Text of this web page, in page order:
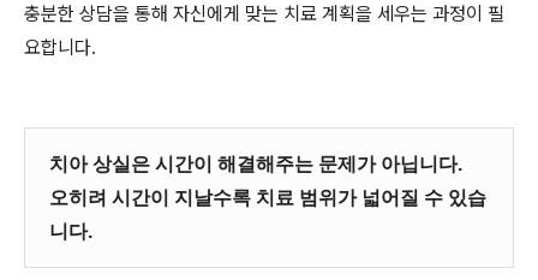
충분한 상담을 통해 자신에게 맞는 치료 계획을 세우는 과정이 필
요합니다.
치아 상실은 시간이 해결해주는 문제가 아닙니다.
오히려 시간이 지날수록 치료 범위가 넓어질 수 있습
니다.